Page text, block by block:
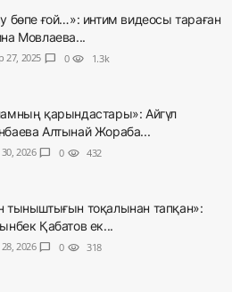
бөпе ғой…»: интим видеосы тараған
Мовлаева...
27, 2025 chat_bubble 0 visibility 1.3k
қарындастары»: Айгүл
Алтынай Жораба...
2026 chat_bubble 0 visibility 432
тыныштығын тоқалынан тапқан»:
Қабатов ек...
2026 chat_bubble 0 visibility 318